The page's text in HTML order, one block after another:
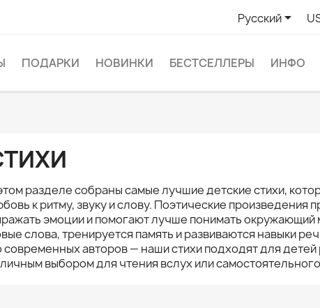
Русский
ПОДАРКИ НОВИНКИ БЕСТСЕЛЛЕРЫ ИНФО
разделе собраны самые лучшие детские стихи,
к ритму, звуку и слову. Поэтические
эмоции и помогают лучше понимать окружающий
слова, тренируется память и развиваются навыки
современных авторов — наши стихи подходят для детей
выбором для чтения вслух или